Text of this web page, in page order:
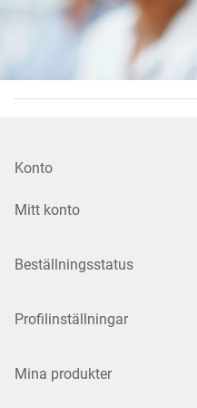
Konto
Mitt konto
Beställningsstatus
Profilinställningar
Mina produkter